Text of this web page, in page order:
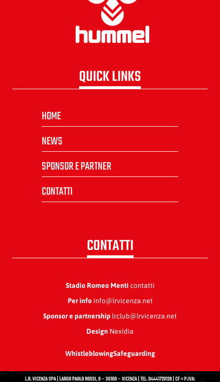
QUICK LINKS
HOME
NEWS
SPONSOR E PARTNER
CONTATTI
CONTATTI
Stadio Romeo Menti contatti
Per infoinfo@lrvicenza.net
Sponsor e partnership lrclub@lrvicenza.net
Design Nexidia
WhistleblowingSafeguarding
L.R. VICENZA SPA | LARGO PAOLO ROSSI, 9 – 36100 – VICENZA | TEL. 04441720128 | CF = P.IVA: